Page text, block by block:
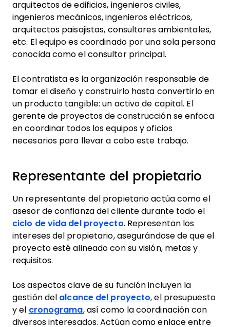
arquitectos de edificios, ingenieros civiles,
ingenieros mecánicos, ingenieros eléctricos,
arquitectos paisajistas, consultores ambientales,
etc. El equipo es coordinado por una sola persona
conocida como el consultor principal.
El contratista es la organización responsable de
tomar el diseño y construirlo hasta convertirlo en
un producto tangible: un activo de capital. El
gerente de proyectos de construcción se enfoca
en coordinar todos los equipos y oficios
necesarios para llevar a cabo este trabajo.
Representante del propietario
Un representante del propietario actúa como el
asesor de confianza del cliente durante todo el
ciclo de vida del proyecto. Representan los
intereses del propietario, asegurándose de que el
proyecto esté alineado con su visión, metas y
requisitos.
Los aspectos clave de su función incluyen la
gestión del alcance del proyecto, el presupuesto
y el cronograma, así como la coordinación con
diversos interesados. Actúan como enlace entre